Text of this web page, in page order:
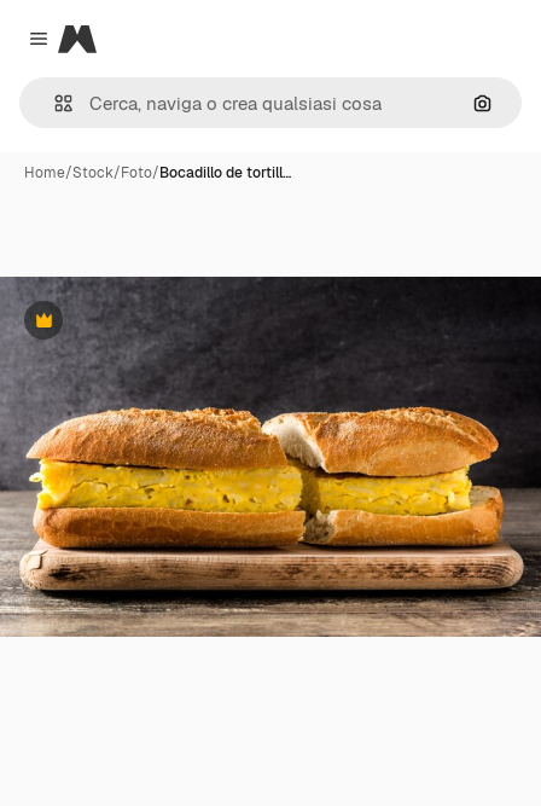
Close menu
Magnific
Cerca
Home/Stock/Foto/Bocadillo de tortill…
Premium